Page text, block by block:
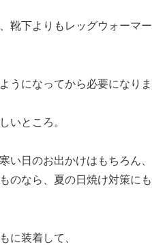
靴下よりもレッグウォーマー
うになってから必要になりま
いところ。
い日のお出かけはもちろん、
のなら、夏の日焼け対策にも
に装着して、